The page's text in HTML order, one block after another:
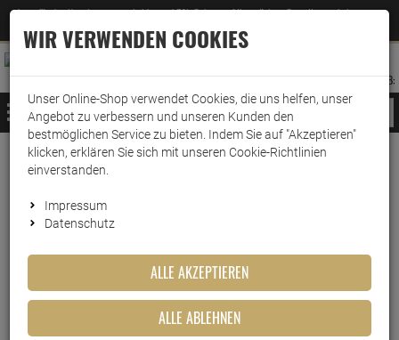
Jetzt für den Newsletter entscheiden und 5% Rabatt auf Ihre nächste Bestellung erhalten
–Zum Newsletter
ANMELDEN
AUFKLAPPEN
MERKZETTEL
WARENKORB:
MENÜ
Weiter einkaufen www.wark24.de Ballistol Ballistol Technik
Ballistol Glas-Reiniger 750ml
Ballistol Glas-Reiniger 750ml
10014918
WIR VERWENDEN COOKIES
Unser Online-Shop verwendet Cookies, die uns helfen, unser
Angebot zu verbessern und unseren Kunden den
bestmöglichen Service zu bieten. Indem Sie auf "Akzeptieren"
klicken, erklären Sie sich mit unseren Cookie-Richtlinien
einverstanden.
Impressum
Datenschutz
ALLE AKZEPTIEREN
ALLE ABLEHNEN